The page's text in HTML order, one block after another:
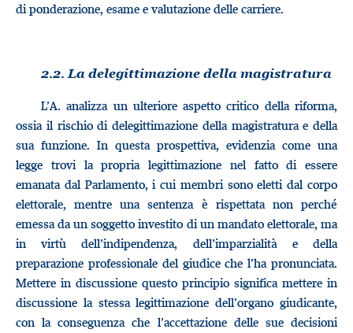
di ponderazione, esame e valutazione delle carriere.
2.2. La delegittimazione della magistratura
L’A. analizza un ulteriore aspetto critico della riforma,
ossia il rischio di delegittimazione della magistratura e della
sua funzione. In questa prospettiva, evidenzia come una
legge trovi la propria legittimazione nel fatto di essere
emanata dal Parlamento, i cui membri sono eletti dal corpo
elettorale, mentre una sentenza è rispettata non perché
emessa da un soggetto investito di un mandato elettorale, ma
in virtù dell’indipendenza, dell’imparzialità e della
preparazione professionale del giudice che l’ha pronunciata.
Mettere in discussione questo principio significa mettere in
discussione la stessa legittimazione dell’organo giudicante,
con la conseguenza che l’accettazione delle sue decisioni